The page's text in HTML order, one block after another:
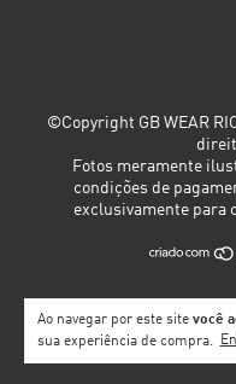
Ao navegar por este site você
sua experiência de compra.
©Copyright GB WEAR
Fotos meramente
condições de
exclusivamente para